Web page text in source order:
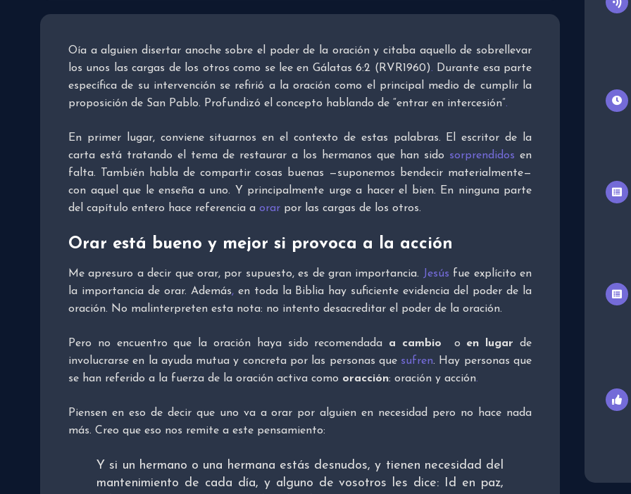
Oía a alguien disertar anoche sobre el poder de la oración y citaba aquello de sobrellevar
los unos las cargas de los otros como se lee en Gálatas 6:2 (RVR1960). Durante esa parte
específica de su intervención se refirió a la oración como el principal medio de cumplir la
proposición de San Pablo. Profundizó el concepto hablando de “entrar en intercesión”.
En primer lugar, conviene situarnos en el contexto de estas palabras. El escritor de la
carta está tratando el tema de restaurar a los hermanos que han sido sorprendidos en
falta. También habla de compartir cosas buenas —suponemos bendecir materialmente—
con aquel que le enseña a uno. Y principalmente urge a hacer el bien. En ninguna parte
del capítulo entero hace referencia a orar por las cargas de los otros.
Orar está bueno y mejor si provoca a la acción
Me apresuro a decir que orar, por supuesto, es de gran importancia. Jesús fue explícito en
la importancia de orar. Además,en toda la Biblia hay suficiente evidencia del poder de la
oración. No malinterpreten esta nota: no intento desacreditar el poder de la oración.
Pero no encuentro que la oración haya sido recomendada a cambio o en lugar de
involucrarse en la ayuda mutua y concreta por las personas que sufren. Hay personas que
se han referido a la fuerza de la oración activa como oracción: oración y acción.
Piensen en eso de decir que uno va a orar por alguien en necesidad pero no hace nada
más. Creo que eso nos remite a este pensamiento:
Y si un hermano o una hermana estás desnudos, y tienen necesidad del
mantenimiento de cada día, y alguno de vosotros les dice: Id en paz,